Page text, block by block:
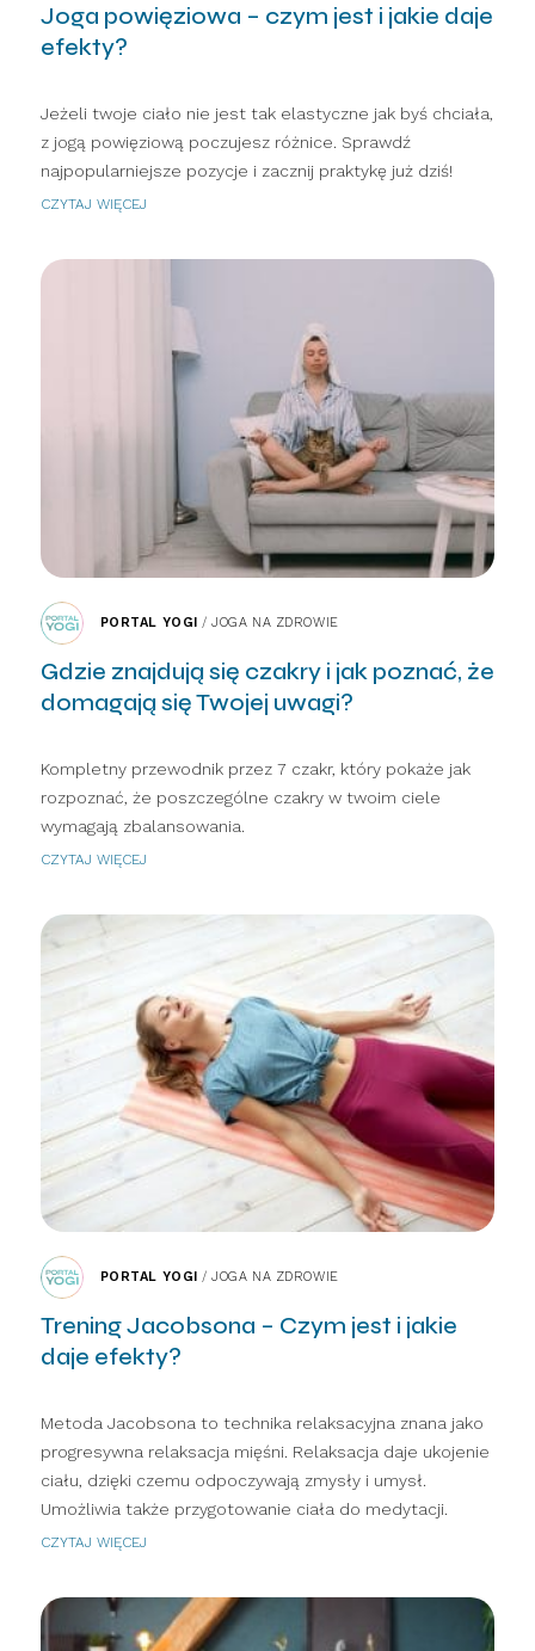
Joga powięziowa – czym jest i jakie daje
efekty?
Jeżeli twoje ciało nie jest tak elastyczne jak byś chciała,
z jogą powięziową poczujesz różnice. Sprawdź
najpopularniejsze pozycje i zacznij praktykę już dziś!
CZYTAJ WIĘCEJ
PORTAL YOGI /JOGA NA ZDROWIE
Gdzie znajdują się czakry i jak poznać, że
domagają się Twojej uwagi?
Kompletny przewodnik przez 7 czakr, który pokaże jak
rozpoznać, że poszczególne czakry w twoim ciele
wymagają zbalansowania.
CZYTAJ WIĘCEJ
PORTAL YOGI /JOGA NA ZDROWIE
Trening Jacobsona – Czym jest i jakie
daje efekty?
Metoda Jacobsona to technika relaksacyjna znana jako
progresywna relaksacja mięśni. Relaksacja daje ukojenie
ciału, dzięki czemu odpoczywają zmysły i umysł.
Umożliwia także przygotowanie ciała do medytacji.
CZYTAJ WIĘCEJ